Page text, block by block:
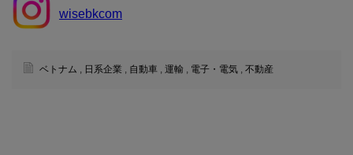
wisebkcom
ベトナム , 日系企業 , 自動車 , 運輸 , 電子・電気 , 不動産